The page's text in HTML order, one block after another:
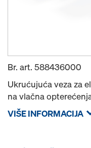
Br. art. 588436000
Ukrućujuća veza za
na vlačna
VIŠE INFORMACIJA